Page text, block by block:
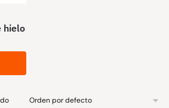
hielo